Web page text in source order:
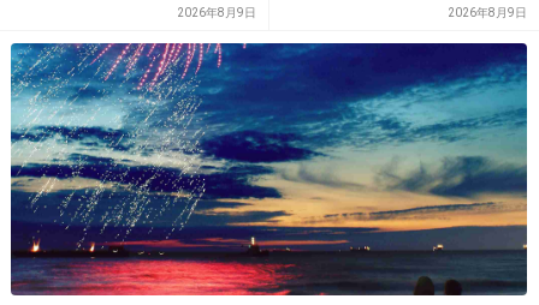
32. 匿名2026/07/08(水) 16:58:52
>>21
それが洗脳の怖さだな
+110 -1
33. 匿名2026/07/08(水) 16:59:02
2026年8月9日 2026年8月9日